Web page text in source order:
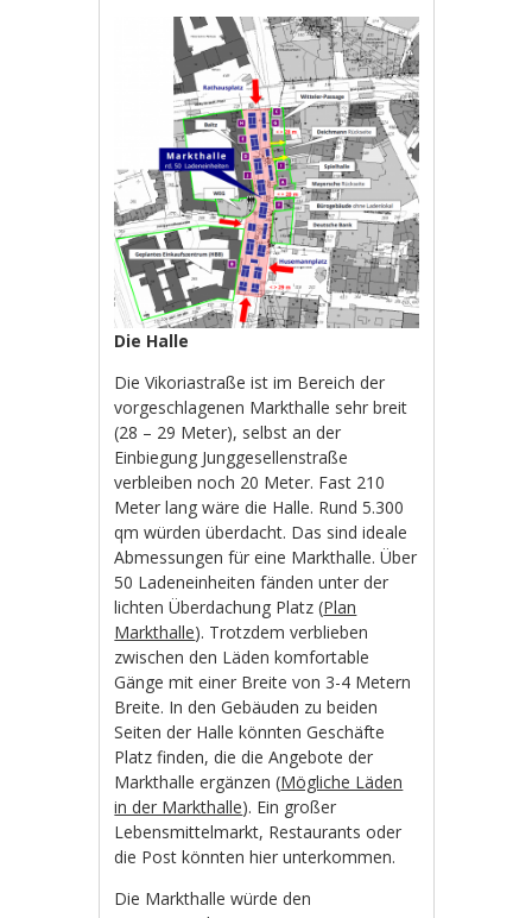
Die Halle
Die Vikoriastraße ist im Bereich der
vorgeschlagenen Markthalle sehr breit
(28 – 29 Meter), selbst an der
Einbiegung Junggesellenstraße
verbleiben noch 20 Meter. Fast 210
Meter lang wäre die Halle. Rund 5.300
qm würden überdacht. Das sind ideale
Abmessungen für eine Markthalle. Über
50 Ladeneinheiten fänden unter der
lichten Überdachung Platz (Plan
Markthalle). Trotzdem verblieben
zwischen den Läden komfortable
Gänge mit einer Breite von 3-4 Metern
Breite. In den Gebäuden zu beiden
Seiten der Halle könnten Geschäfte
Platz finden, die die Angebote der
Markthalle ergänzen (Mögliche Läden
in der Markthalle). Ein großer
Lebensmittelmarkt, Restaurants oder
die Post könnten hier unterkommen.
Die Markthalle würde den